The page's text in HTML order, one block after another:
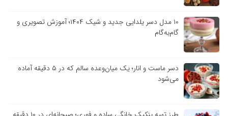
۱۰ مدل دسر یلدایی جدید و شیک ۱۴۰۴؛ آموزش تصویری و
گام‌به‌گام
دسر ماست و انار؛ یک میان‌وعده سالم که در ۵ دقیقه آماده
می‌شود